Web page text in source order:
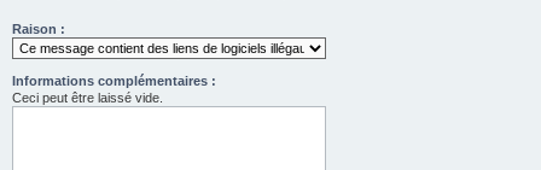
Raison :
Informations complémentaires :
Ceci peut être laissé vide.